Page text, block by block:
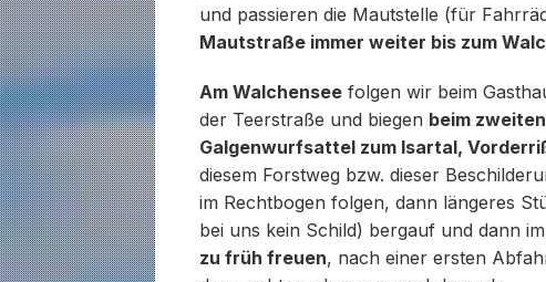
und passieren die Mautstelle (für
Mautstraße immer weiter bis zum
Am Walchenseefolgen wir beim
der Teerstraße und biegen beim
Galgenwurfsattel zum Isartal,
diesem Forstweg bzw. dieser
im Rechtbogen folgen, dann längeres
bei uns kein Schild) bergauf und dann
zu früh freuen, nach einer ersten